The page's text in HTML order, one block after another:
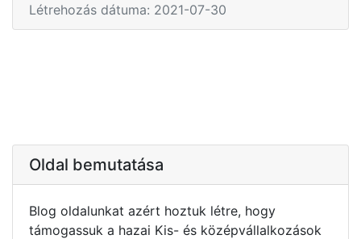
Létrehozás dátuma: 2021-07-30
Oldal bemutatása
Blog oldalunkat azért hoztuk létre, hogy
támogassuk a hazai Kis- és középvállalkozások